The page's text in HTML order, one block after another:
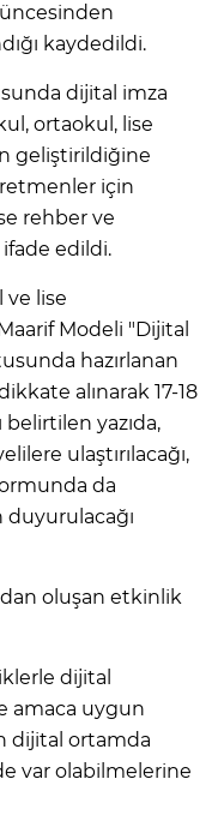
kaydedildi.
dijital imza
ortaokul, lise
geliştirildiğine
için
rehber ve
ifade edildi.
lise
Modeli "Dijital
hazırlanan
alınarak 17-18
yazıda,
ulaştırılacağı,
da
duyurulacağı
oluşan etkinlik
dijital
amaca uygun
dijital ortamda
var olabilmelerine